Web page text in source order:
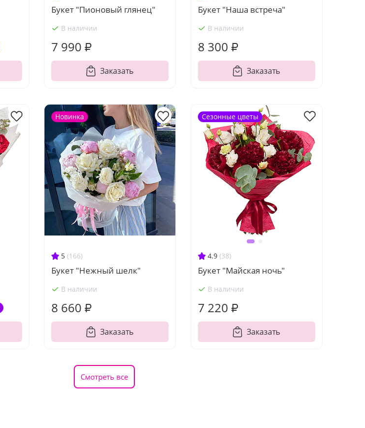
Букет "Пионовый глянец"
В наличии
7 990 ₽
Заказать
Букет "Наша встреча"
В наличии
8 300 ₽
Заказать
5 (166)
Букет "Нежный шелк"
В наличии
8 660 ₽
Заказать
Новинка
4.9 (38)
Букет "Майская ночь"
В наличии
7 220 ₽
Заказать
Сезонные цветы
Смотреть все